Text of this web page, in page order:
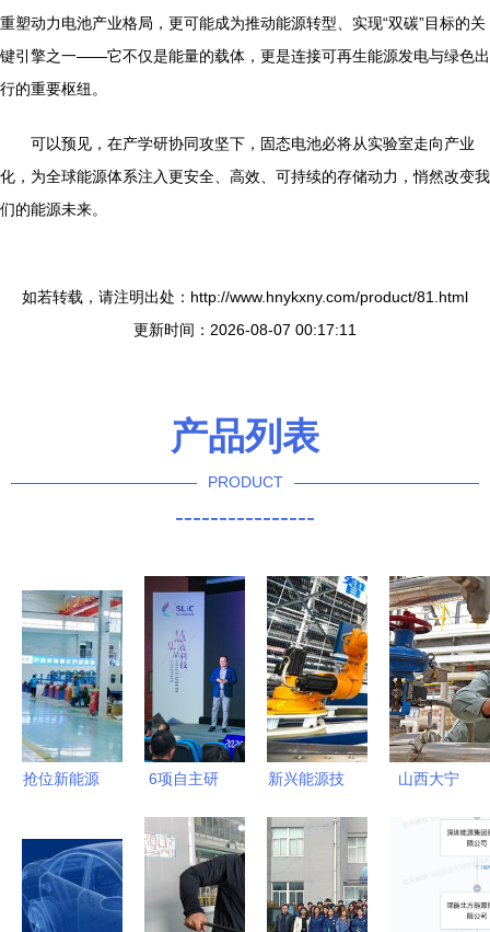
重塑动力电池产业格局，更可能成为推动能源转型、实现“双碳”目标的关
键引擎之一——它不仅是能量的载体，更是连接可再生能源发电与绿色出
行的重要枢纽。
可以预见，在产学研协同攻坚下，固态电池必将从实验室走向产业
化，为全球能源体系注入更安全、高效、可持续的存储动力，悄然改变我
们的能源未来。
如若转载，请注明出处：http://www.hnykxny.com/product/81.html
更新时间：2026-08-07 00:17:11
产品列表
PRODUCT
----------------
抢位新能源
电缆集团光
伏电缆市场
份额持续攀
6项自主研
发布 江苏
常熟引领新
兴能源技术
新兴能源技
“机器人”浪
潮下，我们
能约吗？
山西大宁